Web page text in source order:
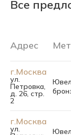
Все
Адрес
г.Москва
ул.
Петровка,
д. 26, стр.
2
г.Москва
ул.